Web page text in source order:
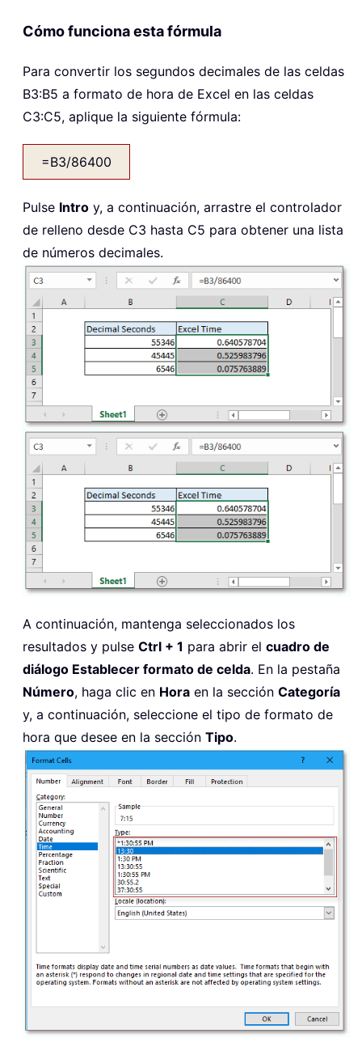
Cómo funciona esta fórmula
Para convertir los segundos decimales de las celdas
B3:B5 a formato de hora de Excel en las celdas
C3:C5, aplique la siguiente fórmula:
=B3/86400
Pulse Intro y, a continuación, arrastre el controlador
de relleno desde C3 hasta C5 para obtener una lista
de números decimales.
A continuación, mantenga seleccionados los
resultados y pulse Ctrl + 1 para abrir el cuadro de
diálogo Establecer formato de celda. En la pestaña
Número, haga clic en Hora en la sección Categoría
y, a continuación, seleccione el tipo de formato de
hora que desee en la sección Tipo.